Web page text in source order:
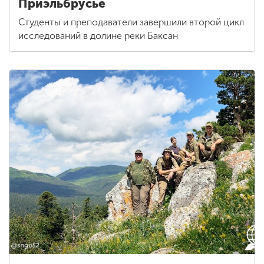
Приэльбрусье
Студенты и преподаватели завершили второй цикл
исследований в долине реки Баксан